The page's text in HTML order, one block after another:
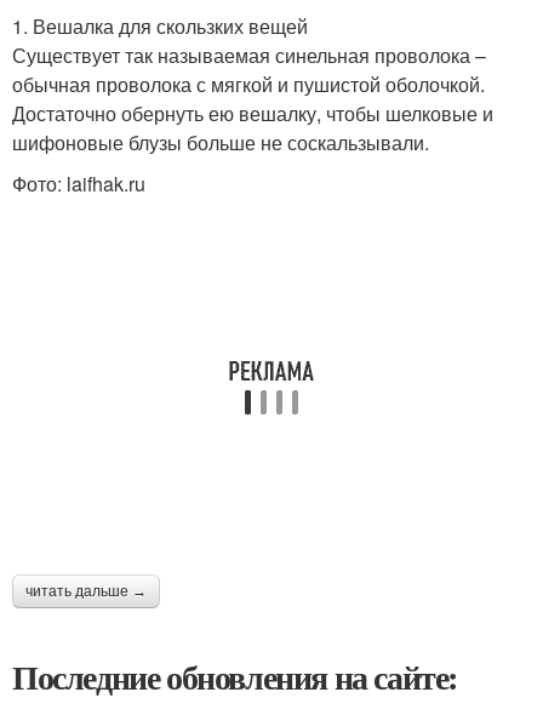
1. Вешалка для скользких вещей
Существует так называемая синельная проволока –
обычная проволока с мягкой и пушистой оболочкой.
Достаточно обернуть ею вешалку, чтобы шелковые и
шифоновые блузы больше не соскальзывали.
Фото: laifhak.ru
читать дальше →
Последние обновления на сайте: